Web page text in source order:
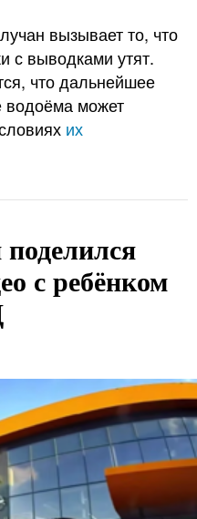
вызывает то, что
с выводками утят.
что дальнейшее
водоёма может
их
с ребёнком